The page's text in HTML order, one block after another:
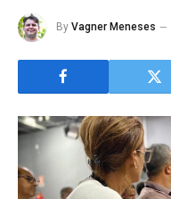
By Vagner Meneses